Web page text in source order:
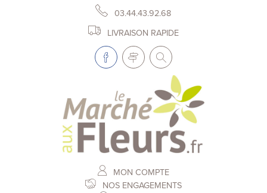
03.44.43.92.68
LIVRAISON RAPIDE
MON COMPTE
NOS ENGAGEMENTS